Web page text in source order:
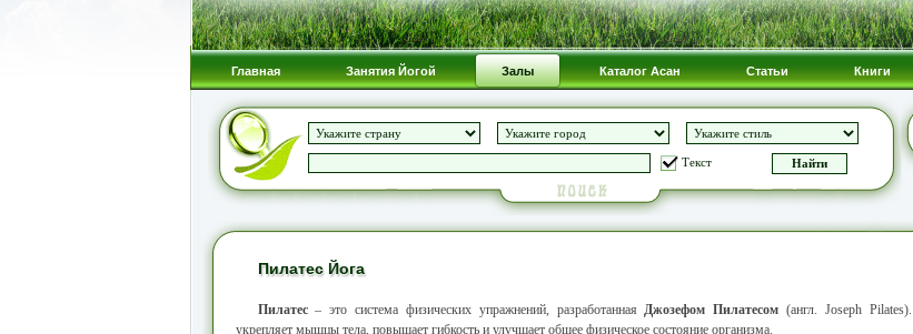
Главная Занятия Йогой Залы Каталог Асан Статьи Книги
Текст
Пилатес Йога
Пилатес– это система физических упражнений, разработанная Джозефом Пилатесом(англ. Joseph Pilates).
укрепляет мышцы тела, повышает гибкость и улучшает общее физическое состояние организма.